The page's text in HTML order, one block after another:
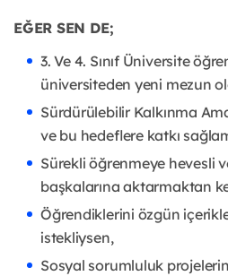
EĞER SEN DE;
3. Ve 4. Sınıf Üniversite
üniversiteden yeni mezun
Sürdürülebilir Kalkınma
ve bu hedeflere katkı
Sürekli öğrenmeye hevesli
başkalarına aktarmaktan
Öğrendiklerini özgün
istekliysen,
Sosyal sorumluluk